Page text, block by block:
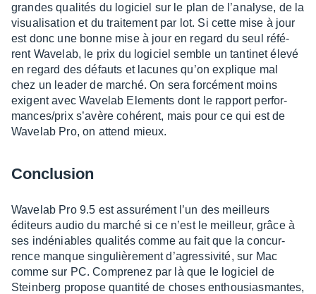
grandes quali­tés du logi­ciel sur le plan de l’ana­lyse, de la
visua­li­sa­tion et du trai­te­ment par lot. Si cette mise à jour
est donc une bonne mise à jour en regard du seul réfé­
rent Wave­lab, le prix du logi­ciel semble un tanti­net élevé
en regard des défauts et lacunes qu’on explique mal
chez un leader de marché. On sera forcé­ment moins
exigent avec Wave­lab Elements dont le rapport perfor­
mances/prix s’avère cohé­rent, mais pour ce qui est de
Wave­lab Pro, on attend mieux.
Conclu­sion
Wave­lab Pro 9.5 est assu­ré­ment l’un des meilleurs
éditeurs audio du marché si ce n’est le meilleur, grâce à
ses indé­niables quali­tés comme au fait que la concur­
rence manque singu­liè­re­ment d’agres­si­vité, sur Mac
comme sur PC. Compre­nez par là que le logi­ciel de
Stein­berg propose quan­tité de choses enthou­sias­mantes,